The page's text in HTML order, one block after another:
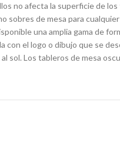
no afecta la superficie de
sobres de mesa para
una amplia gama de
el logo o dibujo que se
Los tableros de mesa